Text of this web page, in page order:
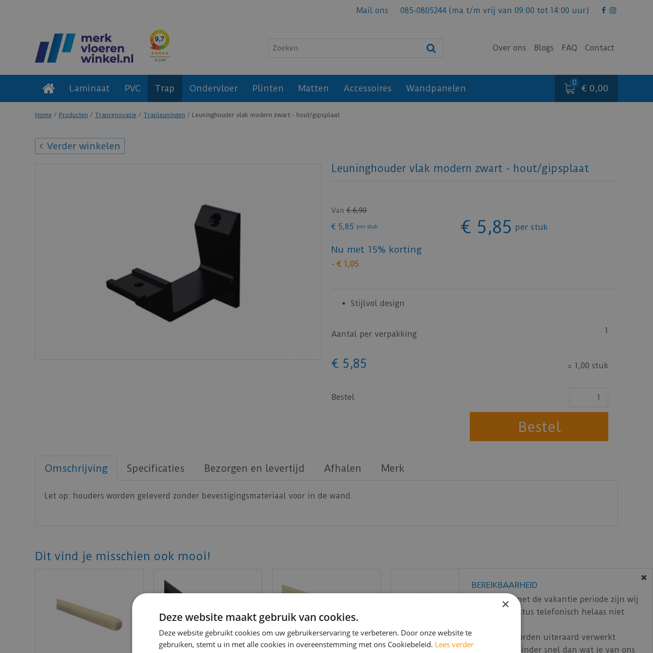
Home Producten Traprenovatie Trapleuningen Leuninghouder vlak modern zwart - hout/gipsplaat
Mail ons 085-0805244 (ma t/m vrij van 09:00 tot 14:00 uur)
Over ons Blogs FAQ Contact
Laminaat PVC Trap Ondervloer Plinten Matten Accessoires Wandpanelen € 0,00
Verder winkelen
Leuninghouder vlak modern zwart - hout/gipsplaat
Van € 6,90
€ 5,85 per stuk € 5,85 per stuk
Nu met 15% korting
- € 1,05
Stijlvol design
Aantal per verpakking 1
€ 5 ,85 = 1,00 stuk
Bestel
Omschrijving Specificaties Bezorgen en levertijd Afhalen Merk
Let op: houders worden geleverd zonder bevestigingsmateriaal voor in de wand.
Dit vind je misschien ook mooi!
BEREIKBAARHEID
In verband met de vakantie periode zijn wij
t/m 14 augustus telefonisch helaas niet
Bestelling worden uiteraard verwerkt
echter iets minder snel dan wat je van ons
×
Deze website maakt gebruik van cookies.
Deze website gebruikt cookies om uw gebruikerservaring te verbeteren. Door onze website te
gebruiken, stemt u in met alle cookies in overeenstemming met ons Cookiebeleid. Lees verder